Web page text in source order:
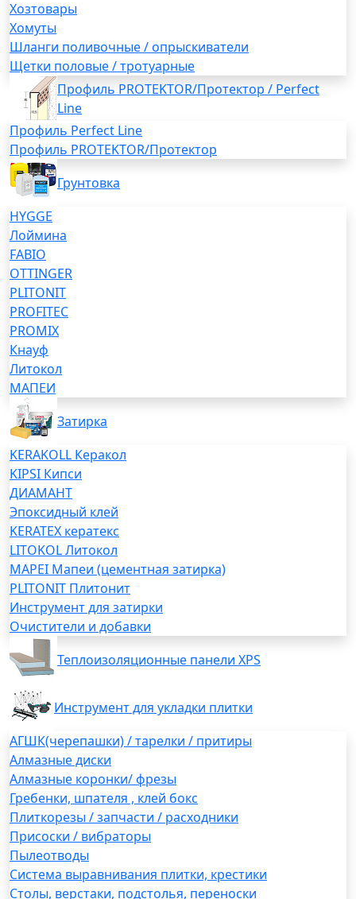
Хозтовары
Хомуты
Шланги поливочные / опрыскиватели
Щетки половые / тротуарные
Профиль PROTEKTOR/Протектор / Perfect
Line
Профиль Perfect Line
Профиль PROTEKTOR/Протектор
Грунтовка
HYGGE
Лоймина
FABIO
OTTINGER
PLITONIT
PROFITEC
PROMIX
Кнауф
Литокол
МАПЕИ
Затирка
KERAKOLL Керакол
KIPSI Кипси
ДИАМАНТ
Эпоксидный клей
KERATEX кератекс
LITOKOL Литокол
MAPEI Мапеи (цементная затирка)
PLITONIT Плитонит
Инструмент для затирки
Очистители и добавки
Теплоизоляционные панели XPS
Инструмент для укладки плитки
АГШК(черепашки) / тарелки / притиры
Алмазные диски
Алмазные коронки/ фрезы
Гребенки, шпателя , клей бокс
Плиткорезы / запчасти / расходники
Присоски / вибраторы
Пылеотводы
Система выравнивания плитки, крестики
Столы, верстаки, подстолья, переноски